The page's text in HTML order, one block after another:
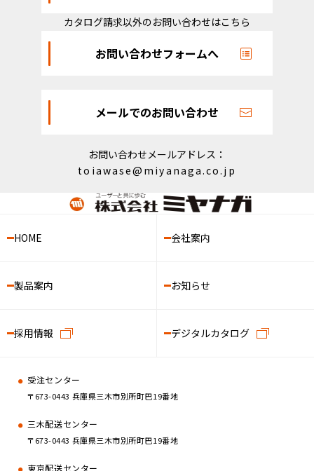
カタログ請求以外のお問い合わせはこちら
お問い合わせフォームへ
メールでのお問い合わせ
お問い合わせメールアドレス：
toiawase@miyanaga.co.jp
HOME 会社案内
製品案内 お知らせ
採用情報 デジタルカタログ
受注センター
〒673-0443 兵庫県三木市別所町巴19番地
三木配送センター
〒673-0443 兵庫県三木市別所町巴19番地
東京配送センター